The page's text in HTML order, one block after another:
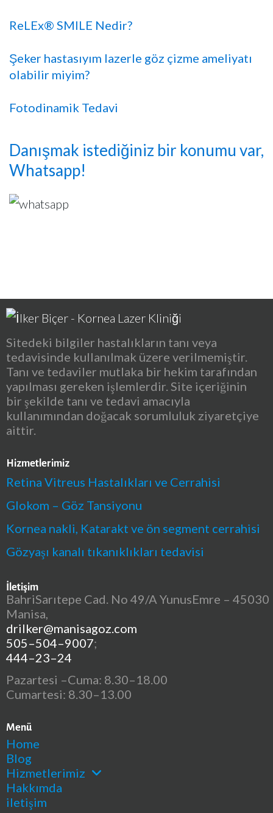
ReLEx® SMILE Nedir?
Şeker hastasıyım lazerle göz çizme ameliyatı
olabilir miyim?
Fotodinamik Tedavi
Danışmak istediğiniz bir konumu var,
Whatsapp!
Sitedeki bilgiler hastalıkların tanı veya
tedavisinde kullanılmak üzere verilmemiştir.
Tanı ve tedaviler mutlaka bir hekim tarafından
yapılması gereken işlemlerdir. Site içeriğinin
bir şekilde tanı ve tedavi amacıyla
kullanımından doğacak sorumluluk ziyaretçiye
aittir.
Hizmetlerimiz
Retina Vitreus Hastalıkları ve Cerrahisi
Glokom – Göz Tansiyonu
Kornea nakli, Katarakt ve ön segment cerrahisi
Gözyaşı kanalı tıkanıklıkları tedavisi
İletişim
BahriSarıtepe Cad. No 49/A YunusEmre – 45030
Manisa,
drilker@manisagoz.com
505–504–9007;
444–23–24
Pazartesi –Cuma: 8.30–18.00
Cumartesi: 8.30–13.00
Menü
Home
Blog
Hizmetlerimiz
Hakkımda
iletişim